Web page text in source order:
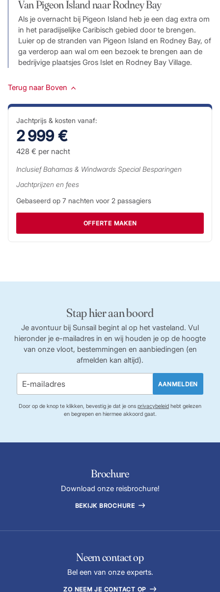
Van Pigeon Island naar Rodney Bay
Als je overnacht bij Pigeon Island heb je een dag extra om
in het paradijselijke Caribisch gebied door te brengen.
Luier op de stranden van Pigeon Island en Rodney Bay, of
ga verderop aan wal om een bezoek te brengen aan de
bedrijvige plaatsjes Gros Islet en Rodney Bay Village.
Terug naar Boven
Jachtprijs & kosten vanaf:
2 999 €
428 € per nacht
InclusiefBahamas & Windwards SpecialBesparingen
Jachtprijzen en fees
Gebaseerd op 7 nachten voor 2passagiers
OFFERTE MAKEN
Stap hier aan boord
Je avontuur bij Sunsail begint al op het vasteland. Vul
hieronder je e-mailadres in en wij houden je op de hoogte
van onze vloot, bestemmingen en aanbiedingen (en
afmelden kan altijd).
AANMELDEN
Door op de knop te klikken, bevestig je dat je ons privacybeleid hebt gelezen
en begrepen en hiermee akkoord gaat.
Brochure
Download onze reisbrochure!
BEKIJK BROCHURE
Neem contact op
Bel een van onze experts.
ZO NEEM JE CONTACT OP